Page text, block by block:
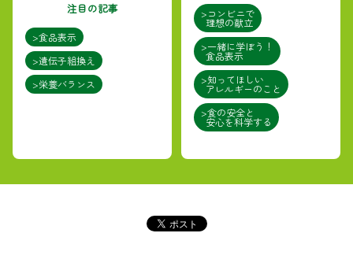
注目の記事
>食品表示
>遺伝子組換え
>栄養バランス
>コンビニで
理想の献立
>一緒に学ぼう！
食品表示
>知ってほしい
アレルギーのこと
>食の安全と
安心を科学する